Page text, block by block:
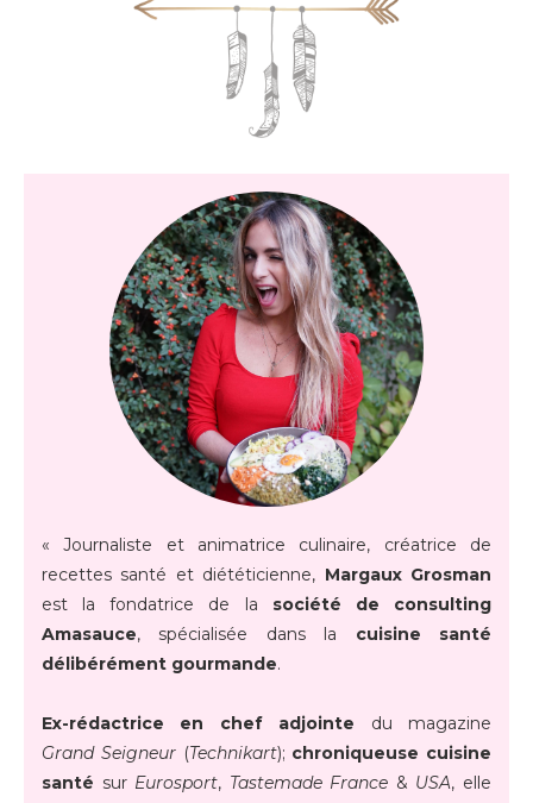
« Journaliste et animatrice culinaire, créatrice de
recettes santé et diététicienne, Margaux Grosman
est la fondatrice de la société de consulting
Amasauce, spécialisée dans la cuisine santé
délibérément gourmande.
Ex-rédactrice en chef adjointe du magazine
Grand Seigneur(Technikart); chroniqueuse cuisine
santé sur Eurosport, Tastemade France & USA, elle